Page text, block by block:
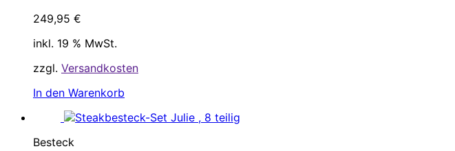
249,95 €
inkl. 19 % MwSt.
zzgl. Versandkosten
In den Warenkorb
Besteck